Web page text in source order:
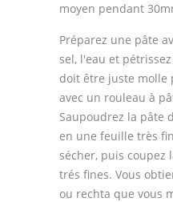
moyen pendant
Préparez une pâte
sel, l'eau et
doit être juste molle
avec un rouleau à
Saupoudrez la pâte
en une feuille très
sécher, puis coupez
trés fines. Vous
ou rechta que vous